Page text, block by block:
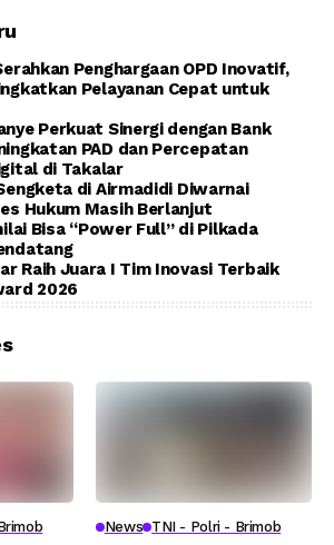
Penghargaan OPD Inovatif,
Pelayanan Cepat untuk
Perkuat Sinergi dengan Bank
PAD dan Percepatan
di Takalar
di Airmadidi Diwarnai
Hukum Masih Berlanjut
Bisa “Power Full” di Pilkada
Raih Juara I Tim Inovasi Terbaik
2026
News TNI - Polri - Brimob